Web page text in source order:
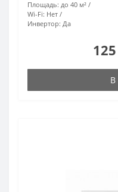
Площадь: до 40 м²
Wi-Fi: Нет
Инвертор: Да